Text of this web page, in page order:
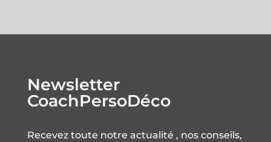
Newsletter
CoachPersoDéco
Recevez toute notre actualité , nos conseils,